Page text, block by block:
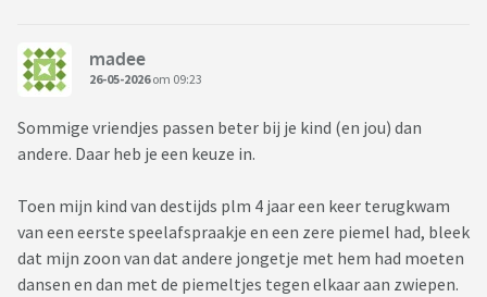
madee
26-05-2026om 09:23
Sommige vriendjes passen beter bij je kind (en jou) dan
andere. Daar heb je een keuze in.
Toen mijn kind van destijds plm 4 jaar een keer terugkwam
van een eerste speelafspraakje en een zere piemel had, bleek
dat mijn zoon van dat andere jongetje met hem had moeten
dansen en dan met de piemeltjes tegen elkaar aan zwiepen.